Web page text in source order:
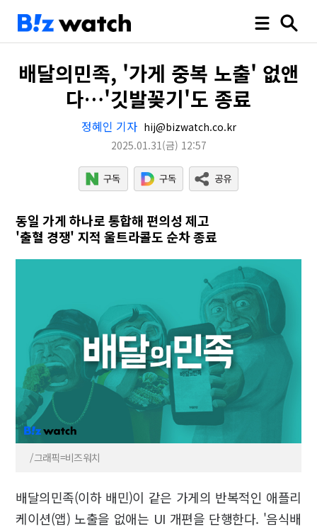
배달의민족, '가게 중복 노출' 없앤
다…'깃발꽂기'도 종료
정혜인 기자 hij@bizwatch.co.kr
2025.01.31(금) 12:57
동일 가게 하나로 통합해 편의성 제고
'출혈 경쟁' 지적 울트라콜도 순차 종료
/그래픽=비즈워치
배달의민족(이하 배민)이 같은 가게의 반복적인 애플리
케이션(앱) 노출을 없애는 UI 개편을 단행한다. '음식배